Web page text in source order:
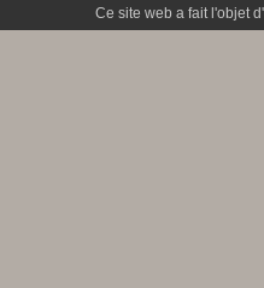
Ce site web a fait l'objet